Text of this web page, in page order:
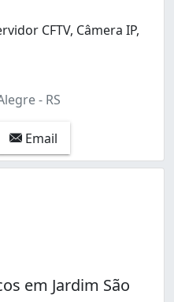
CFTV, Câmera IP,
- RS
Email
em Jardim São